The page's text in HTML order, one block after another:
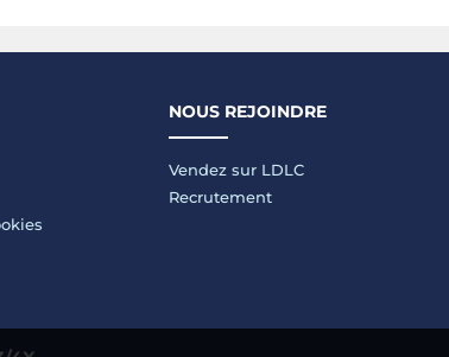
NOUS REJOINDRE
Vendez sur LDLC
Recrutement